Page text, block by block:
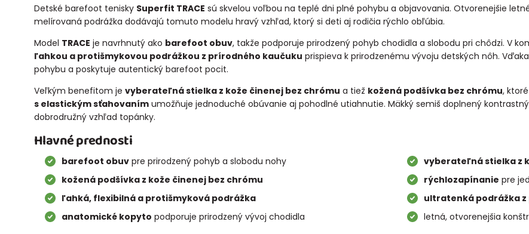
Detské barefoot tenisky Superfit TRACE sú skvelou voľbou na teplé dni plné pohybu a objavovania. Otvorenejšie
melírovaná podrážka dodávajú tomuto modelu hravý vzhľad, ktorý si deti aj rodičia rýchlo obľúbia.
Model TRACE je navrhnutý ako barefoot obuv, takže podporuje prirodzený pohyb chodidla a slobodu pri chôdzi. V
ľahkou a protišmykovou podrážkou z prírodného kaučuku prispieva k prirodzenému vývoju detských nôh.
pohybu a poskytuje autentický barefoot pocit.
Veľkým benefitom je vyberateľná stielka z kože činenej bez chrómu a tiež kožená podšívka bez chrómu,
s elastickým sťahovaním umožňuje jednoduché obúvanie aj pohodlné utiahnutie. Mäkký semiš doplnený
dobrodružný vzhľad topánky.
Hlavné prednosti
barefoot obuvpre prirodzený pohyb a slobodu nohy
vyberateľná stielka z
kožená podšívka z kože činenej bez chrómu
rýchlozapínanie pre
ľahká, flexibilná a protišmyková podrážka
ultratenká podrážka
anatomické kopyto podporuje prirodzený vývoj chodidla letná, otvorenejšia